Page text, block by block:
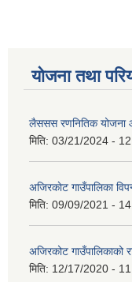
योजना तथा
लैससस रणनितिक
मिति: 03/21/2024 -
अजिरकाेट गाउँपालिका
मिति: 09/09/2021 -
अजिरकोट गाउँपालिकाको
मिति: 12/17/2020 -